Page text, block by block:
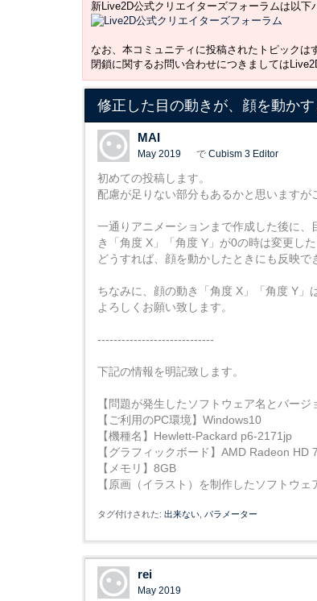
新Live2D公式クリエイターズフォーラムは以下
なお、本コミュニティに投稿されたトピックは
閉鎖に関するお問い合わせにつきましては
修正した目の動きが、顔を動か
MAI
May 2019 で Cubism 3 Editor
初めての投稿します。
配慮が足りない部分もあるかと思いますが
一通りアニメーションまで作成した後に
き「角度 X」「角度 Y」が0の時は変更し
どうすれば、顔を動かしたときにも反映で
ちなみに、顔の動き「角度 X」「角度 Y」
よろしくお願い致します。
-----------------------------
下記の情報を明記致します。
【問題が発生したソフトウェア名とバー
【ご利用のPC環境】Windows10
【機種名】Hewlett-Packard p6-2171jp
【グラフィックボード】AMD Radeon HD
【メモリ】8GB
【原画（イラスト）を制作したソフトウェ
タグ付けされた: 出来ない パラメーター
rei
May 2019